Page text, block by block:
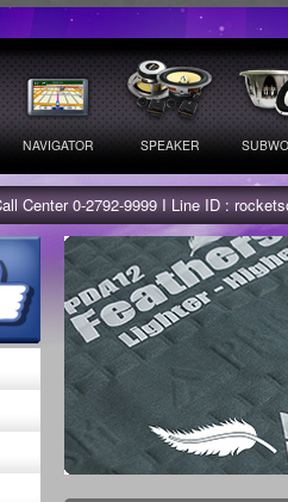
NAVIGATOR SPEAKER
Center 0-2792-9999 I Line ID :